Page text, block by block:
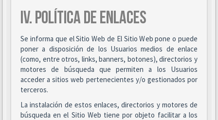
IV. POLÍTICA DE ENLACES
Se informa que el Sitio Web de El Sitio Web pone o puede
poner a disposición de los Usuarios medios de enlace
(como, entre otros, links, banners, botones), directorios y
motores de búsqueda que permiten a los Usuarios
acceder a sitios web pertenecientes y/o gestionados por
terceros.
La instalación de estos enlaces, directorios y motores de
búsqueda en el Sitio Web tiene por objeto facilitar a los